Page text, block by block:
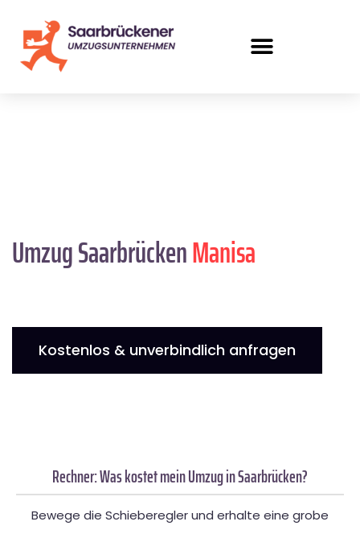
Umzug SaarbrückenManisa
Kostenlos & unverbindlich anfragen
Rechner: Was kostet mein Umzug in Saarbrücken?
Bewege die Schieberegler und erhalte eine grobe